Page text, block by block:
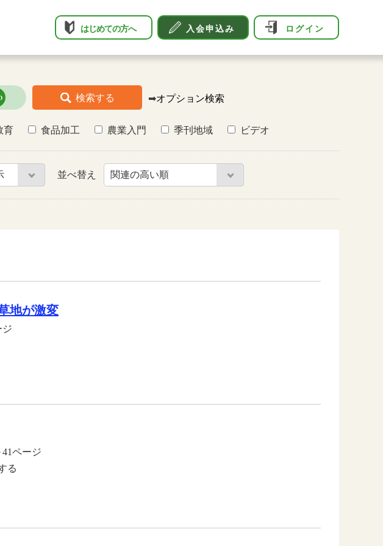
はじめての方へ 入会申込み ログイン
検索する ➡オプション検索
育 食品加工 農業入門 季刊地域 ビデオ
並べ替え
地が激変
ジ
ページ
る